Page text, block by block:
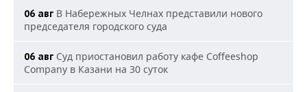
06 авг В Набережных Челнах представили нового
председателя городского суда
06 авг Суд приостановил работу кафе Coffeeshop
Company в Казани на 30 суток